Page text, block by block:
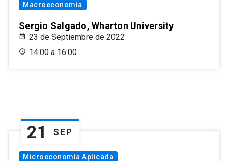
Macroeconomía
Sergio Salgado, Wharton University
23 de Septiembre de 2022
14:00 a 16:00
21 SEP
Microeconomía Aplicada